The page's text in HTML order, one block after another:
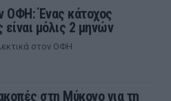
ΟΦΗ: Ένας κάτοχος
είναι μόλις 2 μηνών
στον ΟΦΗ
στη Μύκονο για τη